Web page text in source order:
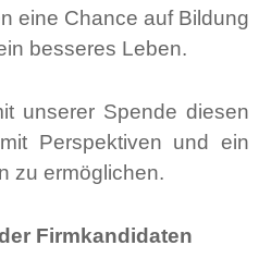
eine Chance auf Bildung
besseres Leben.
unserer Spende diesen
Perspektiven und ein
zu ermöglichen.
Firmkandidaten